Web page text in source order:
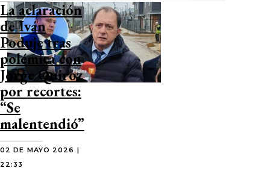
La aclaración
de Iván
Poduje tras
polémica con
Jorge Quiroz
por recortes:
“Se
malentendió”
02 DE MAYO 2026 |
22:33